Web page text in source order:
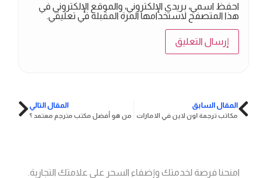
امنحنا فرصة لخدمتك وإضفاء السحر على علامتك التجارية.
احفظ اسمي، بريدي الإلكتروني، والموقع الإلكتروني في
هذا المتصفح لاستخدامها المرة المقبلة في تعليقي.
المقال السابق
مكاتب ترجمة اون لاين في الامارات
المقال التالي
من هو أفضل مكتب مترجم معتمد ؟